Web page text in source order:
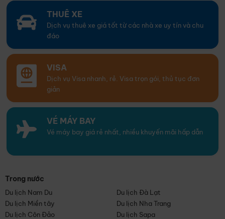
THUÊ XE
Dịch vụ thuê xe giá tốt từ các nhà xe uy tín và chu
đáo
VISA
Dịch vụ Visa nhanh, rẻ. Visa trọn gói, thủ tục đơn
giản
VÉ MÁY BAY
Vé máy bay giá rẻ nhất, nhiều khuyến mãi hấp dẫn
Trong nước
Du lịch Nam Du
Du lịch Đà Lạt
Du lịch Miền tây
Du lịch Nha Trang
Du lịch Côn Đảo
Du lịch Sapa